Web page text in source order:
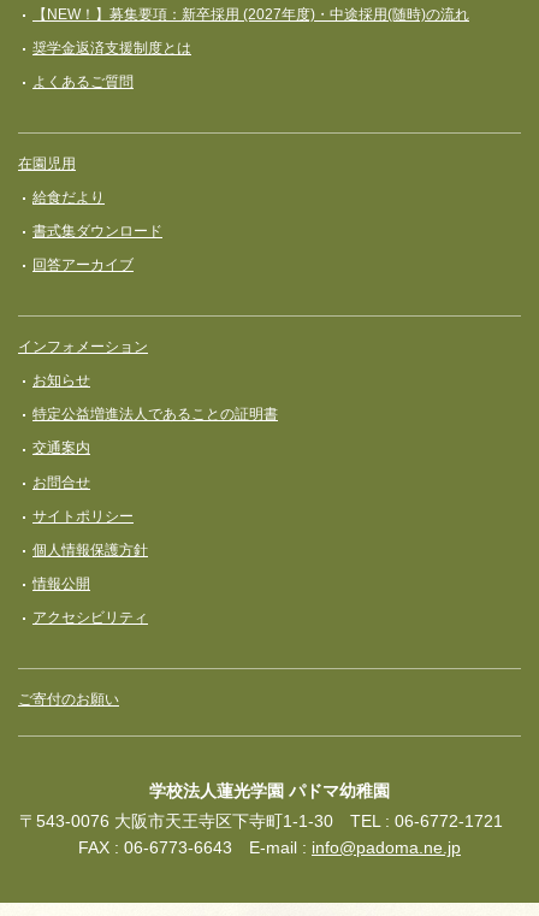
【NEW！】募集要項：新卒採用 (2027年度)・中途採用(随時)の流れ
奨学⾦返済⽀援制度とは
よくあるご質問
在園児用
給食だより
書式集ダウンロード
回答アーカイブ
インフォメーション
お知らせ
特定公益増進法人であることの証明書
交通案内
お問合せ
サイトポリシー
個人情報保護方針
情報公開
アクセシビリティ
ご寄付のお願い
学校法人蓮光学園 パドマ幼稚園
〒543-0076 大阪市天王寺区下寺町1-1-30 TEL : 06-6772-1721
FAX : 06-6773-6643 E-mail : info@padoma.ne.jp